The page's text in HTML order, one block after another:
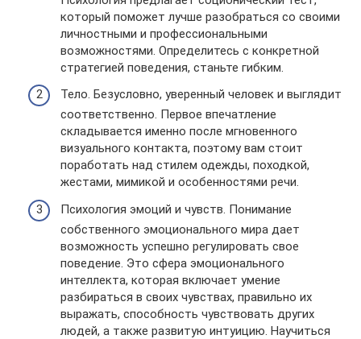
который поможет лучше разобраться со своими
личностными и профессиональными
возможностями. Определитесь с конкретной
стратегией поведения, станьте гибким.
Тело. Безусловно, уверенный человек и выглядит
соответственно. Первое впечатление
складывается именно после мгновенного
визуального контакта, поэтому вам стоит
поработать над стилем одежды, походкой,
жестами, мимикой и особенностями речи.
Психология эмоций и чувств. Понимание
собственного эмоционального мира дает
возможность успешно регулировать свое
поведение. Это сфера эмоционального
интеллекта, которая включает умение
разбираться в своих чувствах, правильно их
выражать, способность чувствовать других
людей, а также развитую интуицию. Научиться